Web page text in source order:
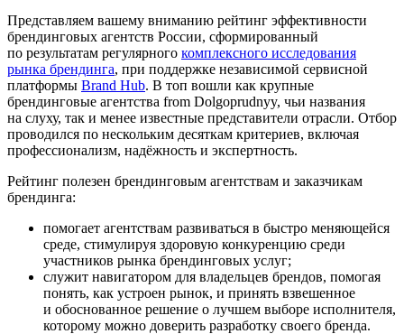
Представляем вашему вниманию рейтинг эффективности
брендинговых агентств России, сформированный
по результатам регулярного комплексного исследования
рынка брендинга, при поддержке независимой сервисной
платформы Brand Hub. В топ вошли как крупные
брендинговые агентства from Dolgoprudnyy, чьи названия
на слуху, так и менее известные представители отрасли. Отбор
проводился по нескольким десяткам критериев, включая
профессионализм, надёжность и экспертность.
Рейтинг полезен брендинговым агентствам и заказчикам
брендинга:
помогает агентствам развиваться в быстро меняющейся
среде, стимулируя здоровую конкуренцию среди
участников рынка брендинговых услуг;
служит навигатором для владельцев брендов, помогая
понять, как устроен рынок, и принять взвешенное
и обоснованное решение о лучшем выборе исполнителя,
которому можно доверить разработку своего бренда.